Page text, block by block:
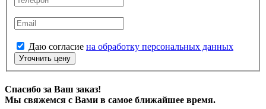
Даю согласие на обработку персональных данных
Уточнить цену
Спасибо за Ваш заказ!
Мы свяжемся с Вами в самое ближайшее время.